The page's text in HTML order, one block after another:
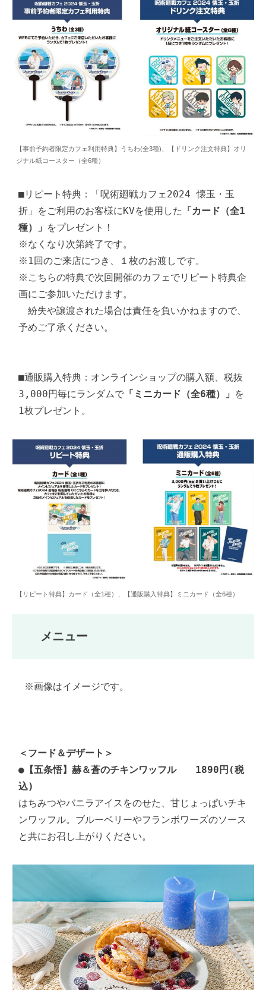
【事前予約者限定カフェ利用特典】うちわ(全3種)、【ドリンク注文特典】オリ
ジナル紙コースター（全6種）
■リピート特典：「呪術廻戦カフェ2024 懐玉・玉
折」をご利用のお客様にKVを使用した 「カード（全1
種）」 をプレゼント！
※なくなり次第終了です。
※1回のご来店につき、１枚のお渡しです。
※こちらの特典で次回開催のカフェでリピート特典企
画にご参加いただけます。
紛失や譲渡された場合は責任を負いかねますので、
予めご了承ください。
■通販購入特典：オンラインショップの購入額、税抜
3,000円毎にランダムで 「ミニカード（全6種）」 を
1枚プレゼント。
【リピート特典】カード（全1種）、【通販購入特典】ミニカード（全6種）
メニュー
※画像はイメージです。
＜フード＆デザート＞
● 【五条悟】赫＆蒼のチキンワッフル　　1890円(税
込)
はちみつやバニラアイスをのせた、甘じょっぱいチキ
ンワッフル。ブルーベリーやフランボワーズのソース
と共にお召し上がりください。